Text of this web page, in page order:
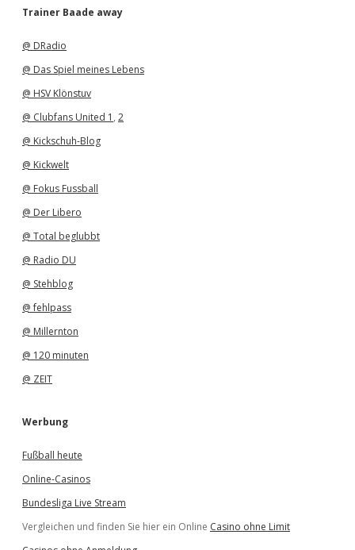
h
Trainer Baade away
@ DRadio
@ Das Spiel meines Lebens
@ HSV Klönstuv
@ Clubfans United 1 , 2
@ Kickschuh-Blog
@ Kickwelt
@ Fokus Fussball
@ Der Libero
@ Total beglubbt
@ Radio DU
@ Stehblog
@ fehlpass
@ Millernton
@ 120 minuten
@ ZEIT
Werbung
Fußball heute
Online-Casinos
Bundesliga Live Stream
Vergleichen und finden Sie hier ein Online Casino ohne Limit